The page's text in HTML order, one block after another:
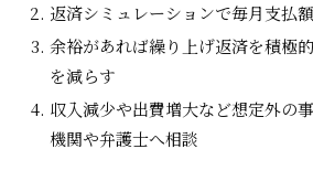
返済シミュレーションで毎月支払
余裕があれば繰り上げ返済を積極
を減らす
収入減少や出費増大など想定外の
機関や弁護士へ相談